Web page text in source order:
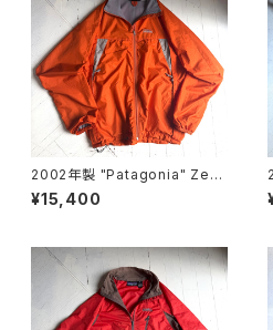
2002年製 "Patagonia" Zep
hur jacket
¥15,400